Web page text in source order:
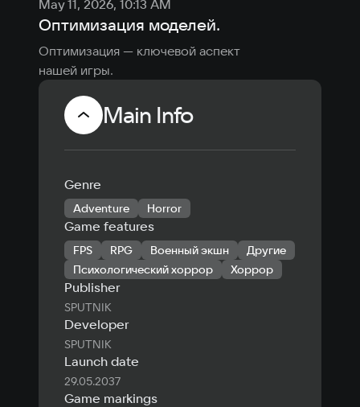
May 11, 2026, 10:13 AM
Оптимизация моделей.
Оптимизация — ключевой аспект
нашей игры.
Main Info
Genre
Adventure Horror
Game features
FPS RPG Военный экшн
Другие
Психологический хоррор
Хоррор
Publisher
SPUTNIK
Developer
SPUTNIK
Launch date
29.05.2037
Game markings